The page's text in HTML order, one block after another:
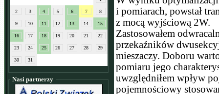
2 3 4 5 6 7 8
9 10 11 12 13 14 15
16 17 18 19 20 21 22
23 24 25 26 27 28 29
30 31
Nasi partnerzy
i pomiarach, powstał
z mocą wyjściową 2W.
Zastosowałem
przekaźników
mieszaczy. Doboru
pomiaru jego
uwzględniłem wpływ
pojemnościowy